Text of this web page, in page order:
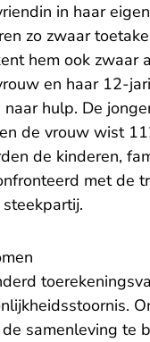
in haar
zo zwaar
hem ook zwaar
en haar 12-
hulp. De
de vrouw wist
de kinderen,
met de
samenleving te